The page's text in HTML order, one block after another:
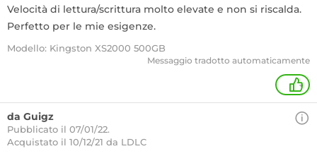
Velocità di lettura/scrittura molto elevate e non si riscalda.
Perfetto per le mie esigenze.
Modello: Kingston XS2000 500GB
Messaggio tradotto automaticamente
+
da Guigz
Pubblicato il 07/01/22.
Acquistato il 10/12/21 da LDLC